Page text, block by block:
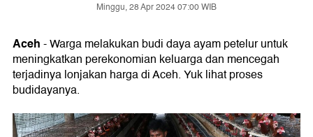
Minggu, 28 Apr 2024 07:00 WIB
Aceh- Warga melakukan budi daya ayam petelur untuk
meningkatkan perekonomian keluarga dan mencegah
terjadinya lonjakan harga di Aceh. Yuk lihat proses
budidayanya.